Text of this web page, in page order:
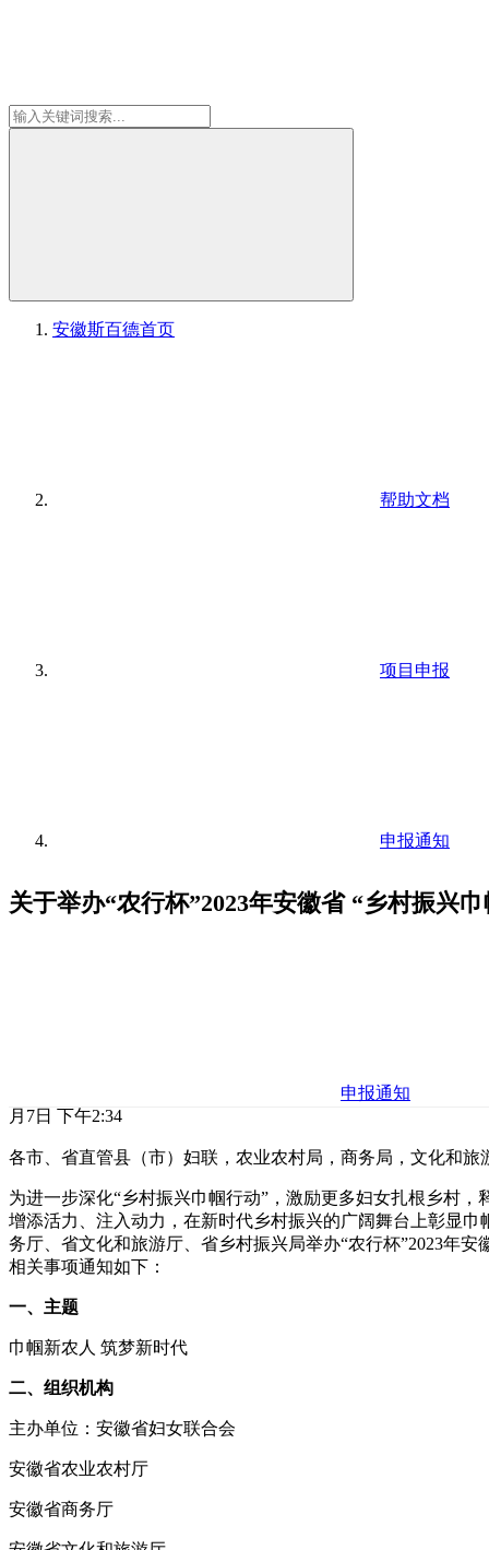
安徽斯百德首页
帮助文档
项目申报
申报通知
关于举办“农行杯”2023年安徽省 “乡村振兴
申报通知
月7日 下午2:34
各市、省直管县（市）妇联，农业农村局，商务局，文化和旅
为进一步深化“乡村振兴巾帼行动”，激励更多妇女扎根乡村
增添活力、注入动力，在新时代乡村振兴的广阔舞台上彰显
务厅、省文化和旅游厅、省乡村振兴局举办“农行杯”2023年
相关事项通知如下：
一、主题
巾帼新农人 筑梦新时代
二、组织机构
主办单位：安徽省妇女联合会
安徽省农业农村厅
安徽省商务厅